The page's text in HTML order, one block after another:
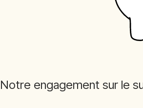
Notre engagement sur le